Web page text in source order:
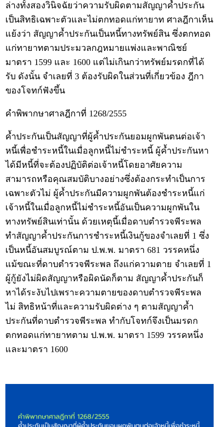
ล่างทั้งสองวินิจฉัยว่าความรับผิดตามสัญญาค้ำประกัน
เป็นสิทธิเฉพาะตัวและไม่ตกทอดแก่ทายาท ศาลฎีกาเห็น
แย้งว่า สัญญาค้ำประกันเป็นหนี้ทางทรัพย์สิน ซึ่งตกทอด
แก่ทายาทตามประมวลกฎหมายแพ่งและพาณิชย์
มาตรา 1599 และ 1600 แต่ไม่เกินกว่าทรัพย์มรดกที่ได้
รับ ดังนั้น จำเลยที่ 3 ต้องรับผิดในส่วนที่เกี่ยวข้อง ฎีกา
ของโจทก์ฟังขึ้น
คำพิพากษาศาลฎีกาที่ 1268/2555
ค้ำประกันเป็นสัญญาที่ผู้ค้ำประกันยอมผูกพันตนต่อเจ้า
หนี้เพื่อชำระหนี้ในเมื่อลูกหนี้ไม่ชำระหนี้ ผู้ค้ำประกันหา
ได้มีหนี้ที่จะต้องปฏิบัติต่อเจ้าหนี้โดยอาศัยความ
สามารถหรือคุณสมบัติบางอย่างซึ่งต้องกระทำเป็นการ
เฉพาะตัวไม่ ผู้ค้ำประกันมีความผูกพันต้องชำระหนี้แก่
เจ้าหนี้ในเมื่อลูกหนี้ไม่ชำระหนี้อันเป็นความผูกพันใน
ทางทรัพย์สินเท่านั้น ด้วยเหตุนี้เมื่อดาบตำรวจพีระพล
ทำสัญญาค้ำประกันการชำระหนี้เงินกู้ของจำเลยที่ 1 ซึ่ง
เป็นหนี้อันสมบูรณ์ตาม ป.พ.พ. มาตรา 681 วรรคหนึ่ง
แม้ขณะที่ดาบตำรวจพีระพล ถึงแก่ความตาย จำเลยที่ 1
ผู้กู้ยังไม่ผิดสัญญาหรือผิดนัดก็ตาม สัญญาค้ำประกันก็
หาได้ระงับไปเพราะความตายของดาบตำรวจพีระพล
ไม่ สิทธิหน้าที่และความรับผิดต่าง ๆ ตามสัญญาค้ำ
ประกันที่ดาบตำรวจพีระพล ทำกับโจทก์จึงเป็นมรดก
ตกทอดแก่ทายาทตาม ป.พ.พ. มาตรา 1599 วรรคหนึ่ง
และมาตรา 1600